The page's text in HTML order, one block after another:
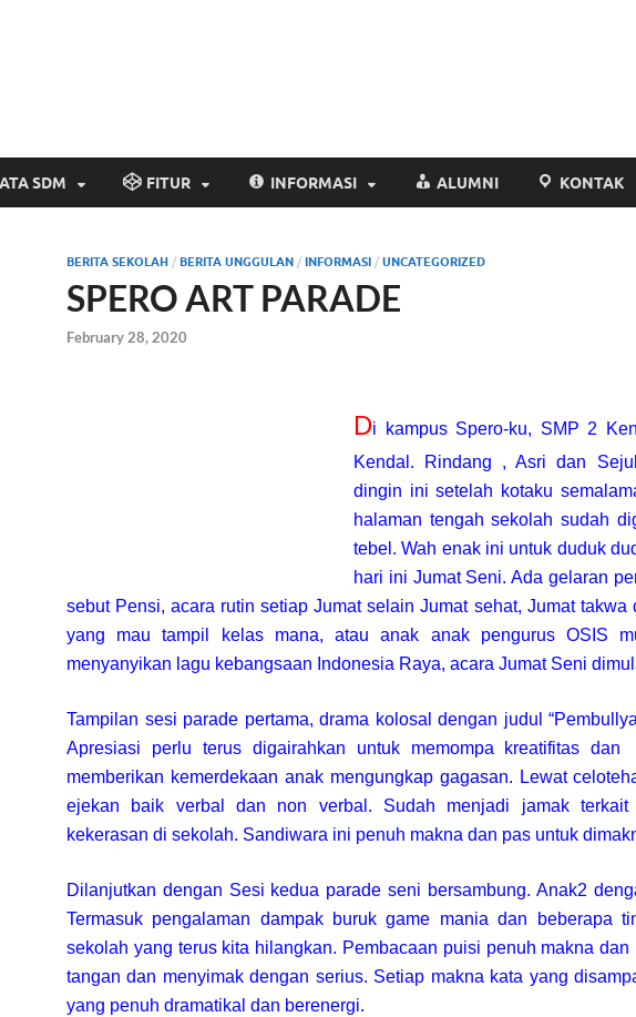
SDM FITUR INFORMASI ALUMNI KONTAK
BERITA SEKOLAH / BERITA UNGGULAN / INFORMASI / UNCATEGORIZED
SPERO ART PARADE
February 28, 2020
Di kampus Spero-ku, SMP 2
Kendal. Rindang , Asri dan
dingin ini setelah kotaku
halaman tengah sekolah sudah
tebel. Wah enak ini untuk duduk
hari ini Jumat Seni. Ada gelaran
sebut Pensi, acara rutin setiap Jumat selain Jumat sehat, Jumat
yang mau tampil kelas mana, atau anak anak pengurus OSIS
menyanyikan lagu kebangsaan Indonesia Raya, acara Jumat Seni
Tampilan sesi parade pertama, drama kolosal dengan judul
Apresiasi perlu terus digairahkan untuk memompa kreatifitas dan
memberikan kemerdekaan anak mengungkap gagasan. Lewat
ejekan baik verbal dan non verbal. Sudah menjadi jamak terkait
kekerasan di sekolah. Sandiwara ini penuh makna dan pas untuk
Dilanjutkan dengan Sesi kedua parade seni bersambung. Anak2
Termasuk pengalaman dampak buruk game mania dan beberapa
sekolah yang terus kita hilangkan. Pembacaan puisi penuh makna
tangan dan menyimak dengan serius. Setiap makna kata yang
yang penuh dramatikal dan berenergi.